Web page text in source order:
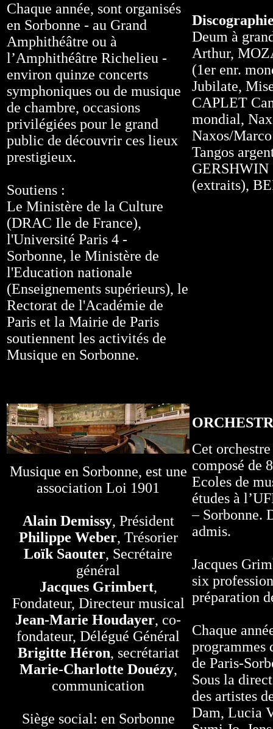
Chaque année, sont organisés
en Sorbonne - au Grand
Amphithéâtre ou à
l’Amphithéâtre Richelieu -
environ quinze concerts
symphoniques ou de musique
de chambre, occasions
privilégiées pour le grand
public de découvrir ces lieux
prestigieux.
Soutiens :
Le Ministère de la Culture
(DRAC Ile de France),
l'Université Paris 4 -
Sorbonne, le Ministère de
l'Education nationale
(Enseignements supérieurs), le
Rectorat de l'Académie de
Paris et la Mairie de Paris
soutiennent les activités de
Musique en Sorbonne.
Deum à
Arthur,
(1er enr.
Jubilate,
CAPLET
mondial,
Naxos/
Tangos
GERSHWIN
(extraits),
Musique en Sorbonne, est une
association Loi 1901
Alain Demissy, Président
Philippe Weber, Trésorier
Loïk Saouter, Secrétaire
général
Jacques Grimbert,
Fondateur, Directeur musical
Jean-Marie Houdayer, co-
fondateur, Délégué Général
Brigitte Héron, secrétariat
Marie-Charlotte Douézy,
communication
Siège social: en Sorbonne
Cet
composé de
Ecoles de
études à
– Sorbonne.
admis.
Jacques
six
préparation
Chaque
programmes
de Paris-
Sous la
des artistes
Dam, Lucia